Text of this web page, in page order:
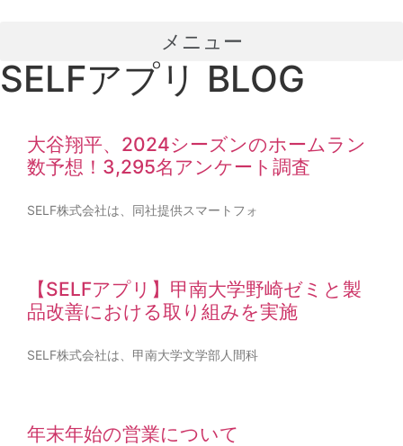
ン
ツ
メニュー
SELFアプリ BLOG
大谷翔平、2024シーズンのホームラン
数予想！3,295名アンケート調査
SELF株式会社は、同社提供スマートフォ
【SELFアプリ】甲南大学野崎ゼミと製
品改善における取り組みを実施
SELF株式会社は、甲南大学文学部人間科
年末年始の営業について